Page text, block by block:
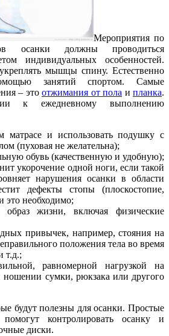
Мероприятия по
осанки должны проводиться
индивидуальных особенностей.
мышцы спину. Естественно
занятий спортом. Самые
– это отжимания от пола и планка.
к ежедневному выполнению
матрасе и использовать подушку с
(пуховая не желательна);
обувь (качественную и удобную);
укорочение одной ноги, если такой
нарушения осанки в области
дефекты стопы (плоскостопие,
это необходимо;
образ жизни, включая физические
привычек, например, стояния на
положения тела во время
т.д.;
равномерной нагрузкой на
ношении сумки, рюкзака или другого
будут полезны для осанки. Простые
контролировать осанку и
диски.